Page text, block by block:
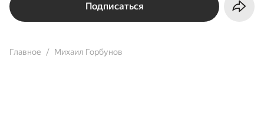
Подписаться
Главное Михаил Горбунов